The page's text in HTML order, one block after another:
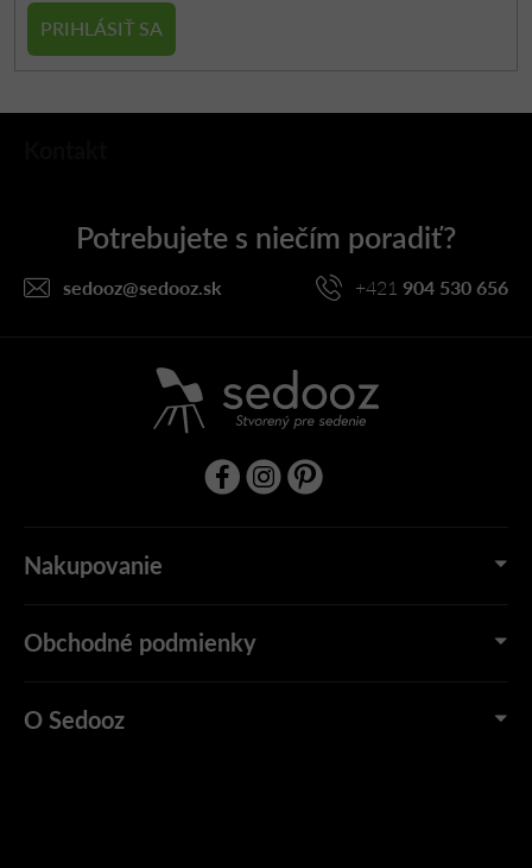
PRIHLÁSIŤ SA
Z
sedooz@sedooz.sk +421 904 530 656
Nakupovanie
Obchodné podmienky
O Sedooz